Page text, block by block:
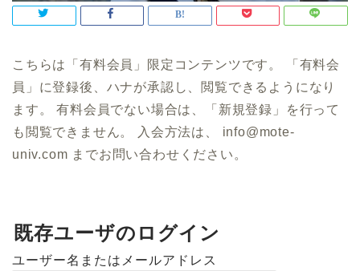
こちらは「有料会員」限定コンテンツです。 「有料会
員」に登録後、ハナが承認し、閲覧できるようになり
ます。 有料会員でない場合は、「新規登録」を行って
も閲覧できません。 入会方法は、 info@mote-
univ.com までお問い合わせください。
既存ユーザのログイン
ユーザー名またはメールアドレス